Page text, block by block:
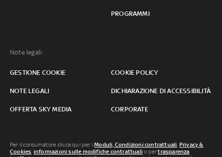
PROGRAMMI
Note legali:
GESTIONE COOKIE COOKIE POLICY
NOTE LEGALI DICHIARAZIONE DI ACCESSIBILITÀ
OFFERTA SKY MEDIA CORPORATE
Per il consumatore clicca qui per iModuli, Condizioni contrattuali, Privacy &
Cookies, informazioni sulle modifiche contrattuali o pertrasparenza